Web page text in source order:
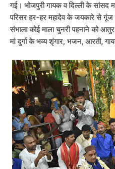
गई। भोजपुरी गायक व दिल्ली के सांसद
परिसर हर-हर महादेव के जयकारे से गूंज
संभाला कोई माला चुनरी पहनाने को
मां दुर्गा के भव्य शृंगार, भजन, आरती,